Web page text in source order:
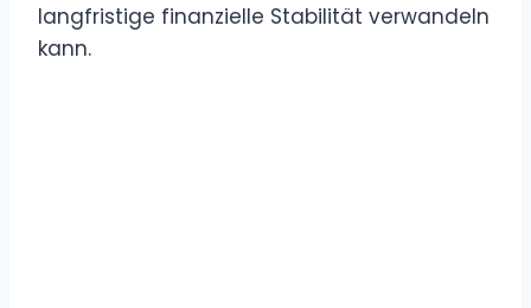
langfristige finanzielle Stabilität verwandeln
kann.